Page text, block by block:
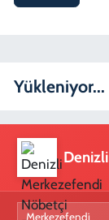
Yükleniyor...